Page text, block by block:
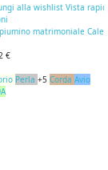
alla wishlist Vista
matrimoniale
€
Perla +5 Corda Avio